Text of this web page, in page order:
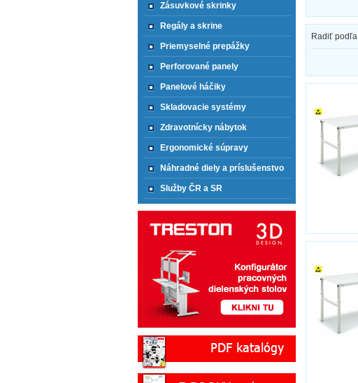
Radiť podľa
Zásuvkové skrinky
Regály a skrine
Priemyselné prepážky
Perforované panely
Panelové háčiky
Skladovacie systémy
Zdravotnícky nábytok
Ergonomické súpravy
Náhradné diely a príslušenstvo
Služby ČR a SR